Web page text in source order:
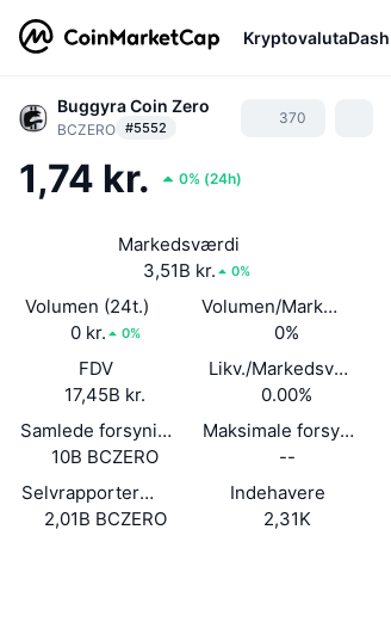
Kryptovaluta
Buggyra Coin Zero
BCZERO #5552
370
1,74 kr. 0% (24h)
Markedsværdi
3,51B kr.
0%
Volumen (24t.)
0 kr.
0%
Volumen/
0%
FDV
17,45B kr.
Likv./Markedsværdi
0.00%
Samlede forsyning
10B BCZERO
Maksimale forsyning
--
Selvrapporteret cirkulerende forsyning
2,01B BCZERO
Indehavere
2,31K